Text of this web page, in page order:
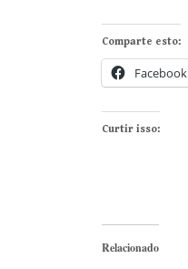
Comparte esto:
Facebook
Curtir isso:
Relacionado